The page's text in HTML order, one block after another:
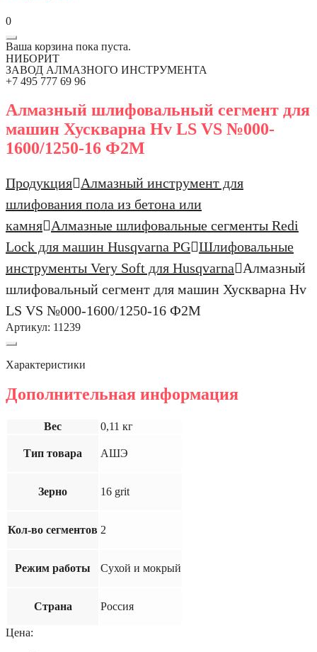
0
Ваша корзина пока пуста.
НИБОРИТ
ЗАВОД АЛМАЗНОГО ИНСТРУМЕНТА
+7 495 777 69 96
Алмазный шлифовальный сегмент для
машин Хускварна Hv LS VS №000-
1600/1250-16 Ф2М
Продукция
Алмазный инструмент для
шлифования пола из бетона или
камня
Алмазные шлифовальные сегменты Redi
Lock для машин Husqvarna PG Шлифовальные
инструменты Very Soft для Husqvarna
Алмазный
шлифовальный сегмент для машин Хускварна Hv
LS VS №000-1600/1250-16 Ф2М
Артикул: 11239
Характеристики
Дополнительная информация
Вес 0,11 кг
Тип товара АШЭ
Зерно 16 grit
Кол-во сегментов 2
Режим работы Сухой и мокрый
Страна Россия
Цена: